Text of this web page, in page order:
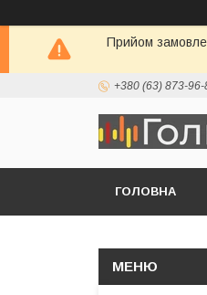
Прийом
+380 (63) 873-96-
ГОЛОВНА